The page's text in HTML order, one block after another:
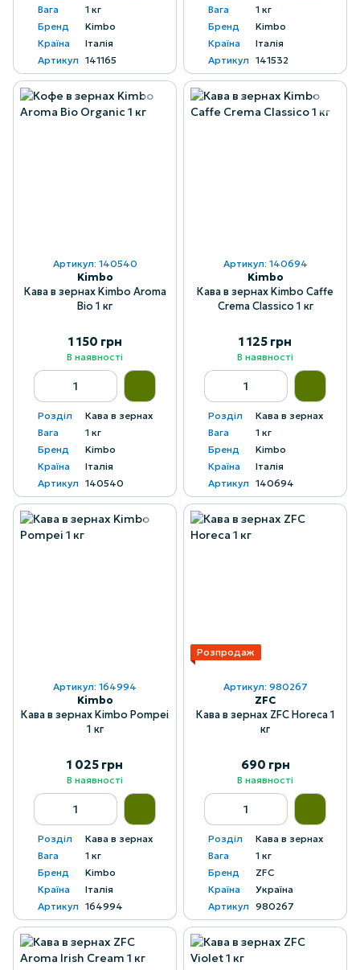
Вага
1 кг
Бренд
Kimbo
Країна
Італія
Артикул 141165
Вага
1 кг
Бренд
Kimbo
Країна
Італія
Артикул 141532
Артикул: 140540
Kimbo
Кава в зернах Kimbo Aroma
Bio 1 кг
1 150 грн
В наявності
Розділ
Кава в зернах
Вага
1 кг
Бренд
Kimbo
Країна
Італія
Артикул 140540
Артикул: 140694
Kimbo
Кава в зернах Kimbo Caffe
Crema Classico 1 кг
1 125 грн
В наявності
Розділ
Кава в зернах
Вага
1 кг
Бренд
Kimbo
Країна
Італія
Артикул 140694
Артикул: 164994
Kimbo
Кава в зернах Kimbo Pompei
1 кг
1 025 грн
В наявності
Розділ
Кава в зернах
Вага
1 кг
Бренд
Kimbo
Країна
Італія
Артикул 164994
Розпродаж
Артикул: 980267
ZFC
Кава в зернах ZFC Horeca 1
кг
690 грн
В наявності
Розділ
Кава в зернах
Вага
1 кг
Бренд
ZFC
Країна
Україна
Артикул 980267